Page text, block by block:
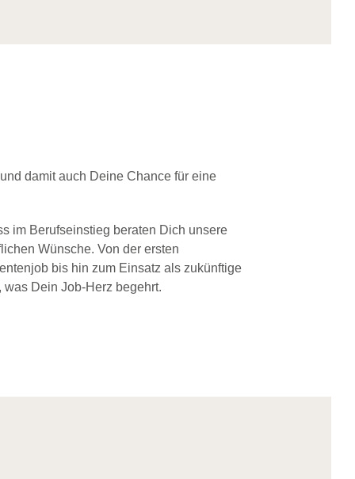
damit auch Deine Chance für eine
im Berufseinstieg beraten Dich unsere
Wünsche. Von der ersten
bis hin zum Einsatz als zukünftige
Dein Job-Herz begehrt.